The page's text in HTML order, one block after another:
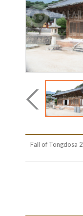
Fall of Tongdosa 2